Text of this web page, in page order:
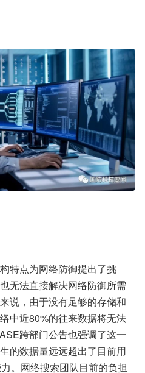
特点为网络防御提出了挑
无法直接解决网络防御所需
说，由于没有足够的存储和
中近80%的往来数据将无法
跨部门公告也强调了这一
的数据量远远超出了目前用
。网络搜索团队目前的负担